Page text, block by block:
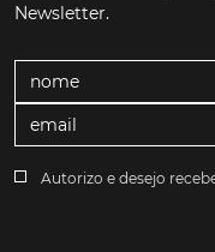
Newsletter.
Autorizo e desejo